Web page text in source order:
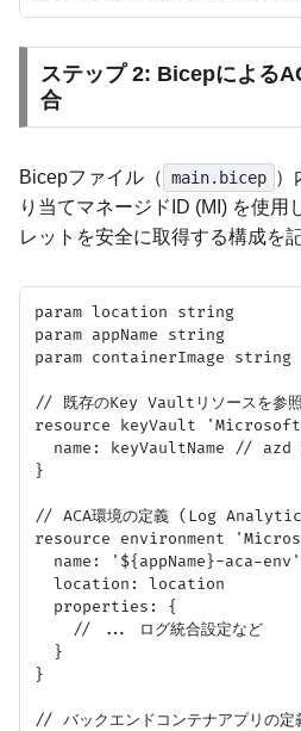
ステップ 2: Bicepによる
合
Bicepファイル（ main.bicep ）
り当てマネージドID (MI) を使用
レットを安全に取得する構成を
param location string
param appName string
param containerImage string
// 既存のKey Vaultリソースを参照
resource keyVault
name: keyVaultName // azd
}
// ACA環境の定義 (Log
resource environment
  name: '${appName}-aca-env'
  location: location
  properties: {
    // ... ログ統合設定など
  }
}
// バックエンドコンテナアプリの定